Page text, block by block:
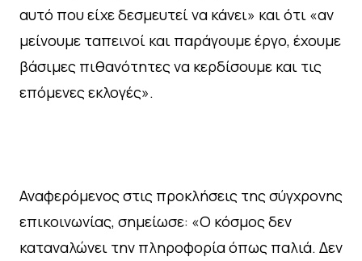
αυτό που είχε δεσμευτεί να κάνει» και ότι «αν
μείνουμε ταπεινοί και παράγουμε έργο, έχουμε
βάσιμες πιθανότητες να κερδίσουμε και τις
επόμενες εκλογές».
Αναφερόμενος στις προκλήσεις της σύγχρονης
επικοινωνίας, σημείωσε: «Ο κόσμος δεν
καταναλώνει την πληροφορία όπως παλιά. Δεν